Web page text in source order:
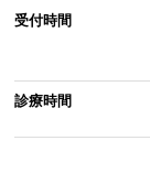
受付時間
診療時間